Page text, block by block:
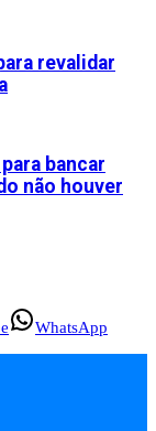
revalidar
bancar
não houver
WhatsApp